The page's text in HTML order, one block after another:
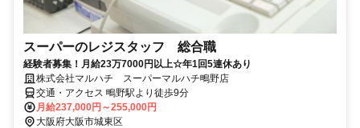
スーパーのレジスタッフ 総合職
経験者募集！月給23万7000円以上☆年1回5連休あり
株式会社マルハチ スーパーマルハチ鴫野店
交通・アクセス 鴫野駅より徒歩9分
月給237,000円～255,000円
大阪府大阪市城東区